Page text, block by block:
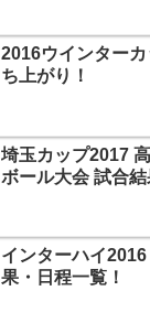
2016ウインター
ち上がり！
埼玉カップ2017
ボール大会 試合結
インターハイ
果・日程一覧！